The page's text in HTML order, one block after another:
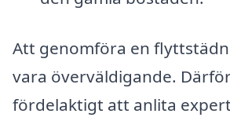
Att genomföra en
vara överväldigande.
fördelaktigt att anlita